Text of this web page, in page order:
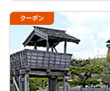
クーポン